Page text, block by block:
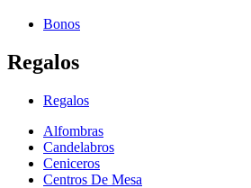
Bonos
Regalos
Regalos
Alfombras
Candelabros
Ceniceros
Centros De Mesa